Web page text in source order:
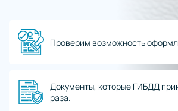
Проверим возможность
Документы, которые ГИБДД
раза.